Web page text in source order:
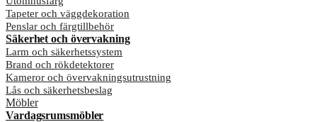
Tapeter och väggdekoration
Penslar och färgtillbehör
Säkerhet och övervakning
Larm och säkerhetssystem
Brand och rökdetektorer
Kameror och övervakningsutrustning
Lås och säkerhetsbeslag
Möbler
Vardagsrumsmöbler